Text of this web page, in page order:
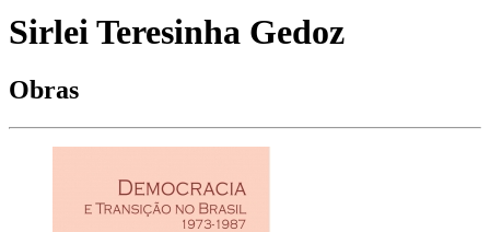
Sirlei Teresinha Gedoz
Obras